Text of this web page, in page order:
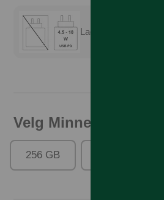
Lader er ikke inkludert
Velg Minne
256 GB